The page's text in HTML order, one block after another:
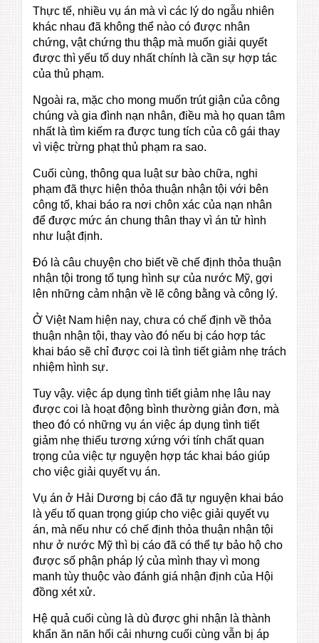
Thực tế, nhiều vụ án mà vì các lý do ngẫu nhiên
khác nhau đã không thể nào có được nhân
chứng, vật chứng thu thập mà muốn giải quyết
được thì yếu tố duy nhất chính là cần sự hợp tác
của thủ phạm.
Ngoài ra, mặc cho mong muốn trút giận của công
chúng và gia đình nạn nhân, điều mà họ quan tâm
nhất là tìm kiếm ra được tung tích của cô gái thay
vì việc trừng phạt thủ phạm ra sao.
Cuối cùng, thông qua luật sư bào chữa, nghi
phạm đã thực hiện thỏa thuận nhận tội với bên
công tố, khai báo ra nơi chôn xác của nạn nhân
để được mức án chung thân thay vì án tử hình
như luật định.
Đó là câu chuyện cho biết về chế định thỏa thuận
nhận tội trong tố tụng hình sự của nước Mỹ, gợi
lên những cảm nhận về lẽ công bằng và công lý.
Ở Việt Nam hiện nay, chưa có chế định về thỏa
thuận nhận tội, thay vào đó nếu bị cáo hợp tác
khai báo sẽ chỉ được coi là tình tiết giảm nhẹ trách
nhiệm hình sự.
Tuy vậy. việc áp dụng tình tiết giảm nhẹ lâu nay
được coi là hoạt động bình thường giản đơn, mà
theo đó có những vụ án việc áp dụng tình tiết
giảm nhẹ thiếu tương xứng với tính chất quan
trọng của việc tự nguyện hợp tác khai báo giúp
cho việc giải quyết vụ án.
Vụ án ở Hải Dương bị cáo đã tự nguyện khai báo
là yếu tố quan trọng giúp cho việc giải quyết vụ
án, mà nếu như có chế định thỏa thuận nhận tội
như ở nước Mỹ thì bị cáo đã có thể tự bảo hộ cho
được số phận pháp lý của mình thay vì mong
manh tùy thuộc vào đánh giá nhận định của Hội
đồng xét xử.
Hệ quả cuối cùng là dù được ghi nhận là thành
khẩn ăn năn hối cải nhưng cuối cùng vẫn bị áp